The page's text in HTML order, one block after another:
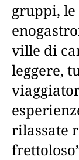
gruppi, le
ville di
leggere,
rilassate